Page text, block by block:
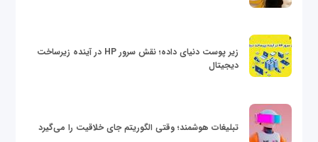
زیر پوست دنیای داده؛ نقش سرور HP در آینده زیرساخت
دیجیتال
تبلیغات هوشمند؛ وقتی الگوریتم جای خلاقیت را می‌گیرد